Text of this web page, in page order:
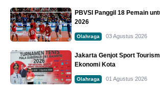
PBVSI Panggil 18 Pemain
2026
Olahraga 03 Agustus 2026
Jakarta Genjot Sport
Ekonomi Kota
Olahraga 01 Agustus 2026